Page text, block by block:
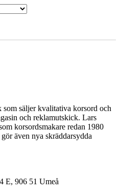
som säljer kvalitativa korsord och
och reklamutskick. Lars
korsordsmakare redan 1980
även nya skräddarsydda
E, 906 51 Umeå